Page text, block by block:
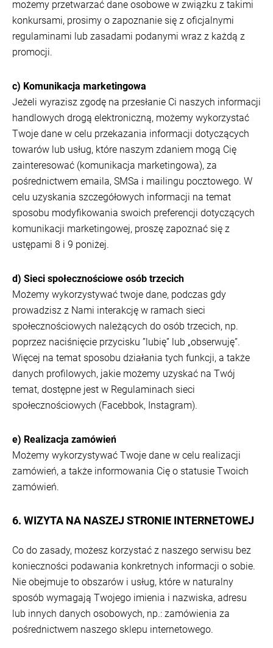
możemy przetwarzać dane osobowe w związku z takimi
konkursami, prosimy o zapoznanie się z oficjalnymi
regulaminami lub zasadami podanymi wraz z każdą z
promocji.
c) Komunikacja marketingowa
Jeżeli wyrazisz zgodę na przesłanie Ci naszych informacji
handlowych drogą elektroniczną, możemy wykorzystać
Twoje dane w celu przekazania informacji dotyczących
towarów lub usług, które naszym zdaniem mogą Cię
zainteresować (komunikacja marketingowa), za
pośrednictwem emaila, SMSa i mailingu pocztowego. W
celu uzyskania szczegółowych informacji na temat
sposobu modyfikowania swoich preferencji dotyczących
komunikacji marketingowej, proszę zapoznać się z
ustępami 8 i 9 poniżej.
d) Sieci społecznościowe osób trzecich
Możemy wykorzystywać twoje dane, podczas gdy
prowadzisz z Nami interakcję w ramach sieci
społecznościowych należących do osób trzecich, np.
poprzez naciśnięcie przycisku ”lubię” lub „obserwuję”.
Więcej na temat sposobu działania tych funkcji, a także
danych profilowych, jakie możemy uzyskać na Twój
temat, dostępne jest w Regulaminach sieci
społecznościowych (Facebbok, Instagram).
e) Realizacja zamówień
Możemy wykorzystywać Twoje dane w celu realizacji
zamówień, a także informowania Cię o statusie Twoich
zamówień.
6. WIZYTA NA NASZEJ STRONIE INTERNETOWEJ
Co do zasady, możesz korzystać z naszego serwisu bez
konieczności podawania konkretnych informacji o sobie.
Nie obejmuje to obszarów i usług, które w naturalny
sposób wymagają Twojego imienia i nazwiska, adresu
lub innych danych osobowych, np.: zamówienia za
pośrednictwem naszego sklepu internetowego.